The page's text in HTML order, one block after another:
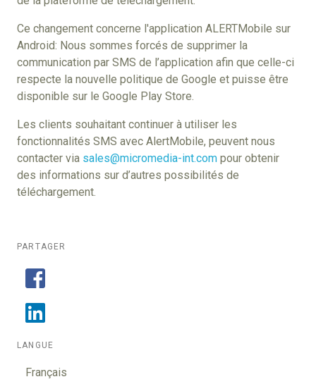
Ce changement concerne l'application ALERTMobile sur
Android: Nous sommes forcés de supprimer la
communication par SMS de l’application afin que celle-ci
respecte la nouvelle politique de Google et puisse être
disponible sur le Google Play Store.
Les clients souhaitant continuer à utiliser les
fonctionnalités SMS avec AlertMobile, peuvent nous
contacter via sales@micromedia-int.com pour obtenir
des informations sur d’autres possibilités de
téléchargement.
PARTAGER
LANGUE
Français